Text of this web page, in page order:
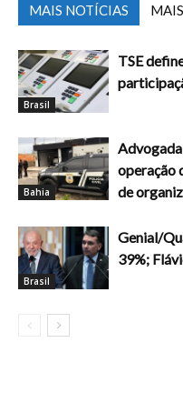
MAIS NOTÍCIAS
Brasil
TSE
Bahia
operação
de
Brasil
Genial/
39%;